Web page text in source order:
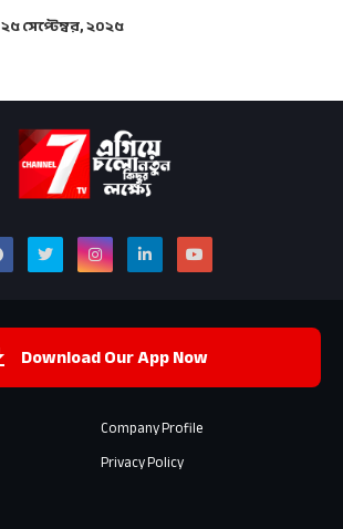
২৫ সেপ্টেম্বর, ২০২৫
Download Our App Now
Company Profile
Privacy Policy